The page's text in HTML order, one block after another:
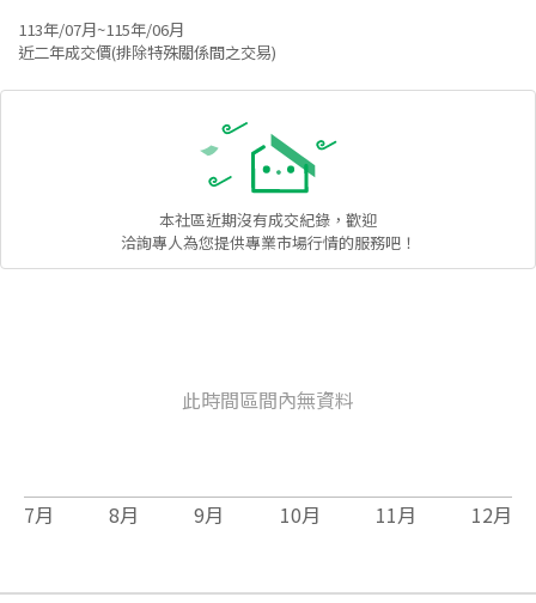
113年/07月~115年/06月
近二年成交價(排除特殊關係間之交易)
本社區近期沒有成交紀錄，歡迎
洽詢專人為您提供專業市場行情的服務吧！
此時間區間內無資料
7月 8月 9月 10月 11月 12月